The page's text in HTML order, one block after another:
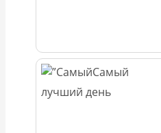
Самый
лучший день